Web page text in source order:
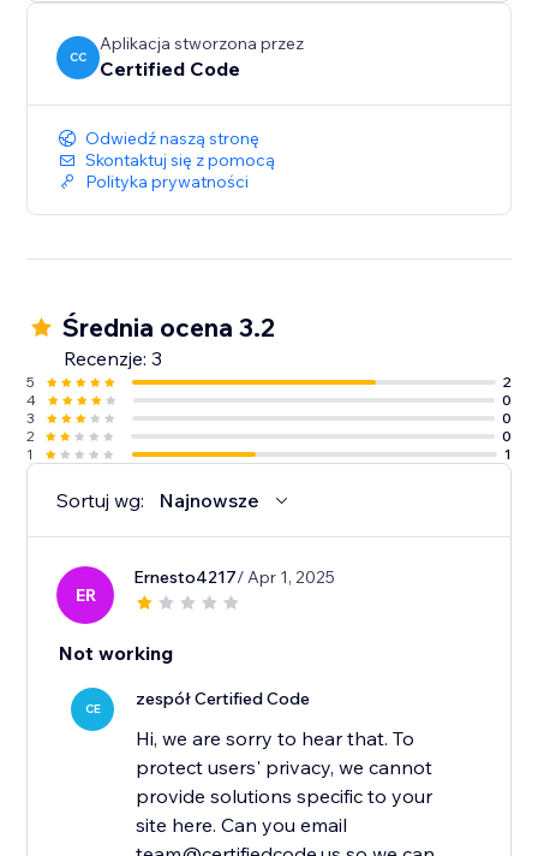
CC
Aplikacja stworzona przez
Certified Code
Odwiedź naszą stronę
Skontaktuj się z pomocą
Polityka prywatności
Średnia ocena 3.2
Recenzje: 3
5
2
4
0
3
0
2
0
1
1
Sortuj wg: Najnowsze
ER
Ernesto4217/ Apr 1, 2025
Not working
CE zespół Certified Code
Hi, we are sorry to hear that. To
protect users' privacy, we cannot
provide solutions specific to your
site here. Can you email